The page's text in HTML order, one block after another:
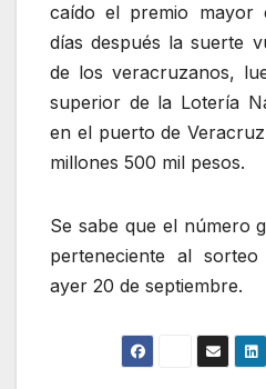
caído el premio mayor
días después la suerte
de los veracruzanos,
superior de la Lotería
en el puerto de
millones 500 mil pesos.
Se sabe que el número
perteneciente al
ayer 20 de septiembre.